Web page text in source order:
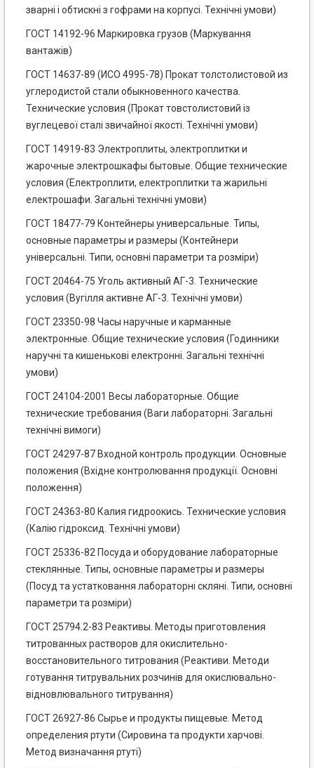
зварні і обтискні з гофрами на корпусі. Технічні умови)
ГОСТ 14192-96 Маркировка грузов (Маркування
вантажів)
ГОСТ 14637-89 (ИСО 4995-78) Прокат толстолистовой из
углеродистой стали обыкновенного качества.
Технические условия (Прокат товстолистовий із
вуглецевої сталі звичайної якості. Технічні умови)
ГОСТ 14919-83 Электроплиты, электроплитки и
жарочные электрошкафы бытовые. Общие технические
условия (Електроплити, електроплитки та жарильні
електрошафи. Загальні технічні умови)
ГОСТ 18477-79 Контейнеры универсальные. Типы,
основные параметры и размеры (Контейнери
універсальні. Типи, основні параметри та розміри)
ГОСТ 20464-75 Уголь активный АГ-3. Технические
условия (Вугілля активне АГ-3. Технічні умови)
ГОСТ 23350-98 Часы наручные и карманные
электронные. Общие технические условия (Годинники
наручні та кишенькові електронні. Загальні технічні
умови)
ГОСТ 24104-2001 Весы лабораторные. Общие
технические требования (Ваги лабораторні. Загальні
технічні вимоги)
ГОСТ 24297-87 Входной контроль продукции. Основные
положения (Вхідне контролювання продукції. Основні
положення)
ГОСТ 24363-80 Калия гидроокись. Технические условия
(Калію гідроксид. Технічні умови)
ГОСТ 25336-82 Посуда и оборудование лабораторные
стеклянные. Типы, основные параметры и размеры
(Посуд та устатковання лабораторні скляні. Типи, основні
параметри та розміри)
ГОСТ 25794.2-83 Реактивы. Методы приготовления
титрованных растворов для окислительно-
восстановительного титрования (Реактиви. Методи
готування титрувальних розчинів для окислювально-
відновлювального титрування)
ГОСТ 26927-86 Сырье и продукты пищевые. Метод
определения ртути (Сировина та продукти харчові.
Метод визначання ртуті)